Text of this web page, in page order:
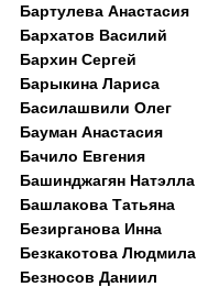
Бартулева Анастасия
Бархатов Василий
Бархин Сергей
Барыкина Лариса
Басилашвили Олег
Бауман Анастасия
Бачило Евгения
Башинджагян Натэлла
Башлакова Татьяна
Безирганова Инна
Безкакотова Людмила
Безносов Даниил